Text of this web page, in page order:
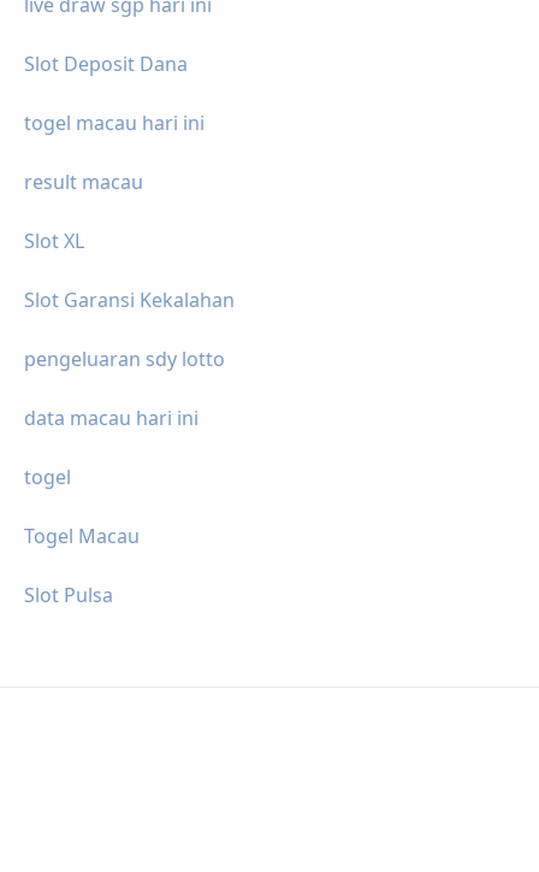
Slot Deposit Dana
togel macau hari ini
result macau
Slot XL
Slot Garansi Kekalahan
pengeluaran sdy lotto
data macau hari ini
togel
Togel Macau
Slot Pulsa